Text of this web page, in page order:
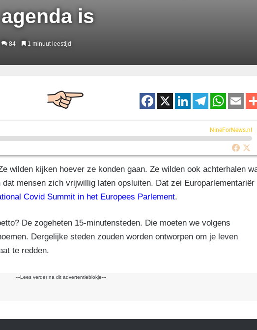
is
84 1 minuut leestijd
F
c
b
o
o
X
Li
k
dI
n
T
e
a
m
W
at
s
A
p
E
ail
NineForNews.nl
wilden kijken hoever ze konden gaan. Ze wilden ook achterhalen
mensen zich vrijwillig laten opsluiten. Dat zei Europarlementariër
Covid Summit in het Europees Parlement.
De zogeheten 15-minutensteden. Die moeten we volgens
Dergelijke steden zouden worden ontworpen om je leven
te redden.
---Lees verder na dit advertentieblokje---